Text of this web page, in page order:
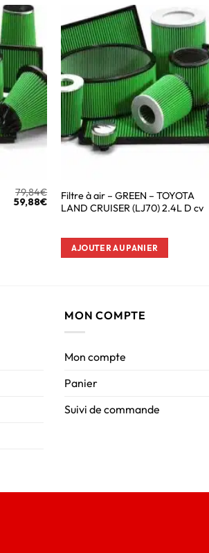
79,84€
59,88€
Filtre à air – GREEN – TOYOTA
LAND CRUISER (LJ70) 2.4L D cv
AJOUTER AU PANIER
MON COMPTE
Mon compte
Panier
Suivi de commande